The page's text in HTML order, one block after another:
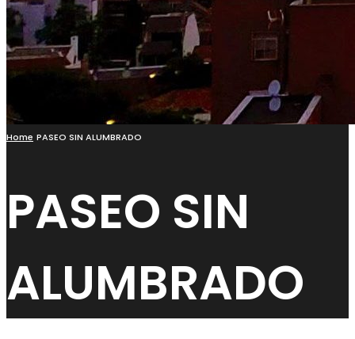
Home PASEO SIN ALUMBRADO
PASEO SIN
ALUMBRADO